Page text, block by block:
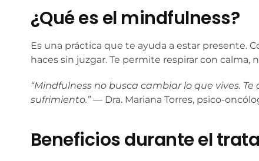
¿Qué es el mindfulness?
Es una práctica que te ayuda a estar presente.
haces sin juzgar. Te permite respirar con
“Mindfulness no busca cambiar lo que vives.
sufrimiento.”— Dra. Mariana Torres, psico-
Beneficios durante el